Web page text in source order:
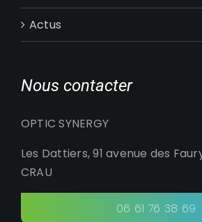
Actus
Nous contacter
OPTIC SYNERGY
Les Dattiers, 91 avenue des
CRAU
06 61 76 38 69